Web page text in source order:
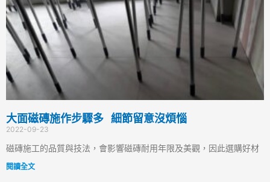
大面磁磚施作步驟多 細節留意沒煩惱
2022-09-23
磁磚施工的品質與技法，會影響磁磚耐用年限及美觀，因此選購好材
閱讀全文